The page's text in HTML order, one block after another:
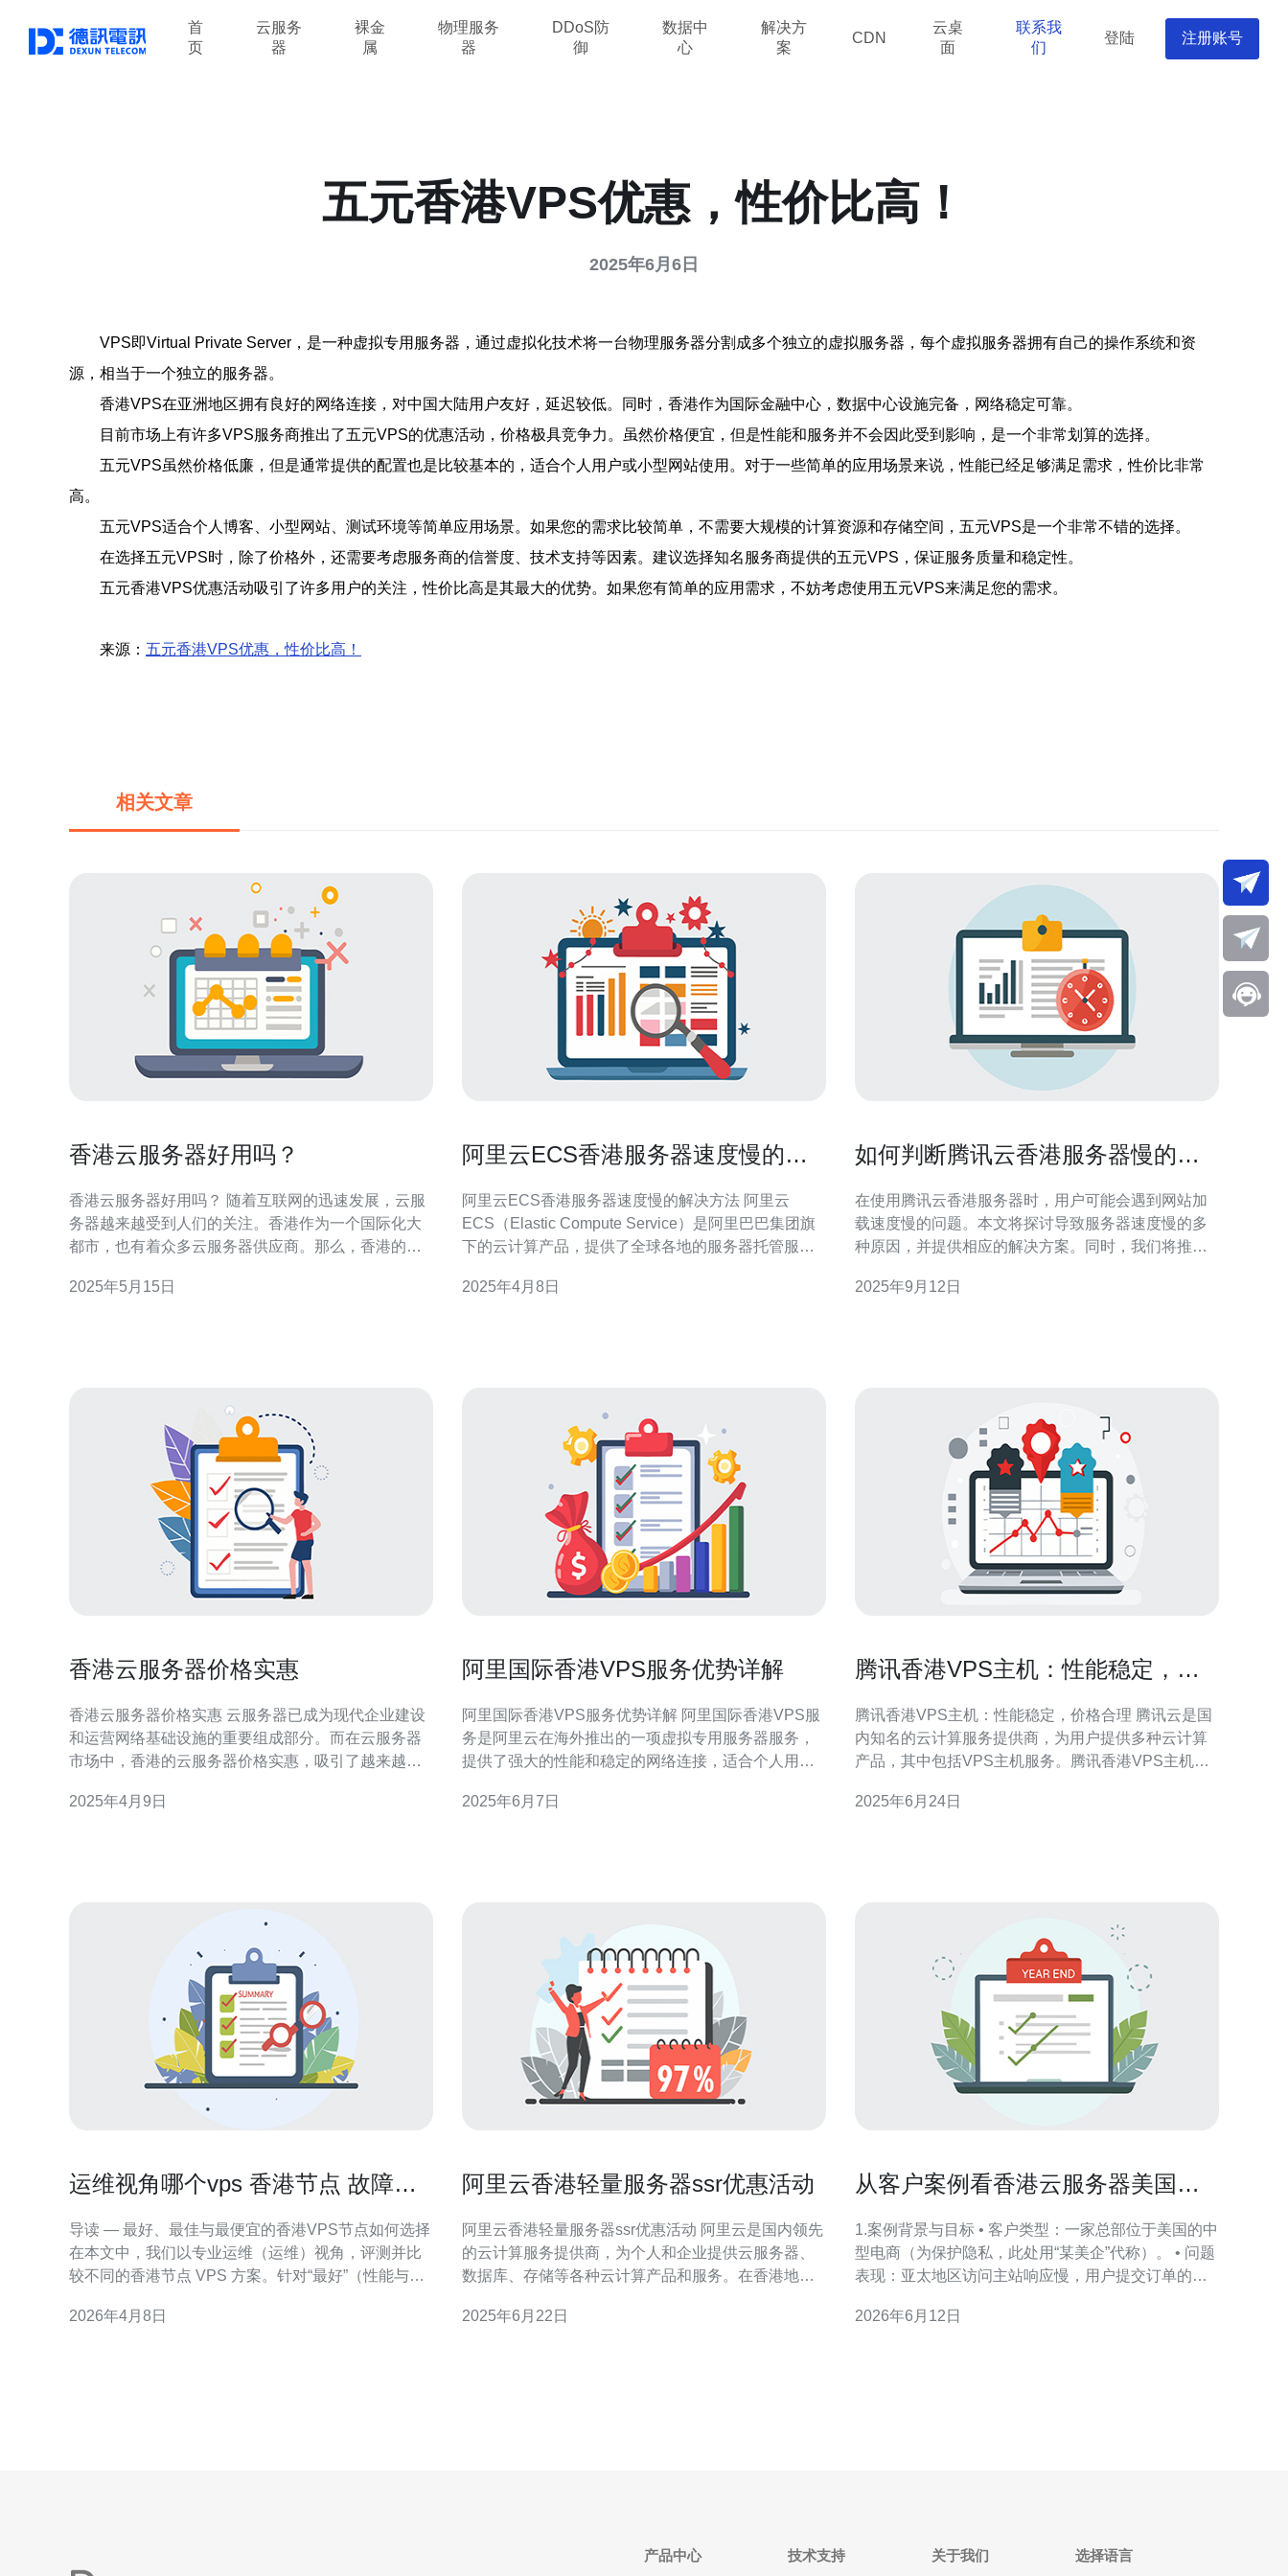
首
页
云服务
器
裸金
属
物理服务
器
DDoS防
御
数据中
心
解决方
案
CDN
云桌
面
联系我
们
登陆 注册账号
五元香港VPS优惠，性价比高！
2025年6月6日
VPS即Virtual Private Server，是一种虚拟专用服务器，通过虚拟化技术将一台物理服务器分割成多个独立的虚拟服务器，每个虚拟服务器拥有自己的操作系统和资
源，相当于一个独立的服务器。
香港VPS在亚洲地区拥有良好的网络连接，对中国大陆用户友好，延迟较低。同时，香港作为国际金融中心，数据中心设施完备，网络稳定可靠。
目前市场上有许多VPS服务商推出了五元VPS的优惠活动，价格极具竞争力。虽然价格便宜，但是性能和服务并不会因此受到影响，是一个非常划算的选择。
五元VPS虽然价格低廉，但是通常提供的配置也是比较基本的，适合个人用户或小型网站使用。对于一些简单的应用场景来说，性能已经足够满足需求，性价比非常
高。
五元VPS适合个人博客、小型网站、测试环境等简单应用场景。如果您的需求比较简单，不需要大规模的计算资源和存储空间，五元VPS是一个非常不错的选择。
在选择五元VPS时，除了价格外，还需要考虑服务商的信誉度、技术支持等因素。建议选择知名服务商提供的五元VPS，保证服务质量和稳定性。
五元香港VPS优惠活动吸引了许多用户的关注，性价比高是其最大的优势。如果您有简单的应用需求，不妨考虑使用五元VPS来满足您的需求。
来源： 五元香港VPS优惠，性价比高！
相关文章
香港云服务器好用吗？
香港云服务器好用吗？ 随着互联网的迅速发展，云服
务器越来越受到人们的关注。香港作为一个国际化大
都市，也有着众多云服务器供应商。那么，香港的云
港云服务器有着独特的优势。首先，香港地理位置优
2025年5月15日
阿里云ECS香港服务器速度慢的解
阿里云ECS香港服务器速度慢的解决方法 阿里云
ECS（Elastic Compute Service）是阿里巴巴集团旗
下的云计算产品，提供了全球各地的服务器托管服
器时，遇到了速度慢的问题。 阿里云ECS香港服务器
2025年4月8日
如何判断腾讯云香港服务器慢的原
在使用腾讯云香港服务器时，用户可能会遇到网站加
载速度慢的问题。本文将探讨导致服务器速度慢的多
种原因，并提供相应的解决方案。同时，我们将推荐
能。 网络延迟与带宽不足 首先，判断腾讯云香港服务
2025年9月12日
香港云服务器价格实惠
香港云服务器价格实惠 云服务器已成为现代企业建设
和运营网络基础设施的重要组成部分。而在云服务器
市场中，香港的云服务器价格实惠，吸引了越来越多
点介绍香港云服务器价格的优势和香港作为云服务器
2025年4月9日
阿里国际香港VPS服务优势详解
阿里国际香港VPS服务优势详解 阿里国际香港VPS服
务是阿里云在海外推出的一项虚拟专用服务器服务，
提供了强大的性能和稳定的网络连接，适合个人用户
件设备，配备强大的处理器和大容量内存，能够满足
2025年6月7日
腾讯香港VPS主机：性能稳定，价
腾讯香港VPS主机：性能稳定，价格合理 腾讯云是国
内知名的云计算服务提供商，为用户提供多种云计算
产品，其中包括VPS主机服务。腾讯香港VPS主机是
的价格，受到广大用户的青睐。 腾讯香港VPS主机采
2025年6月24日
运维视角哪个vps 香港节点 故障恢
导读 — 最好、最佳与最便宜的香港VPS节点如何选择
在本文中，我们以专业运维（运维）视角，评测并比
较不同的香港节点 VPS 方案。针对“最好”（性能与稳
优先）三类需求，给出切实可行的故障恢复与多节点
2026年4月8日
阿里云香港轻量服务器ssr优惠活动
阿里云香港轻量服务器ssr优惠活动 阿里云是国内领先
的云计算服务提供商，为个人和企业提供云服务器、
数据库、存储等各种云计算产品和服务。在香港地
性能的服务器服务。 阿里云的轻量服务器是一种性能
2025年6月22日
从客户案例看香港云服务器美国公
1.案例背景与目标 • 客户类型：一家总部位于美国的中
型电商（为保护隐私，此处用“某美企”代称）。 • 问题
表现：亚太地区访问主站响应慢，用户提交订单的页
香港节点到大陆及东南亚主要城市的页面首字节时间
2026年6月12日
产品中心 技术支持 关于我们 选择语言